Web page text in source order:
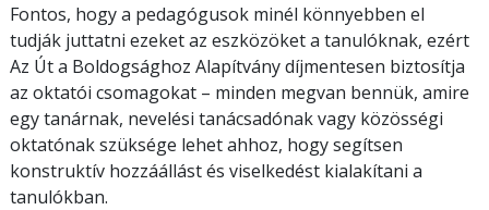
Fontos, hogy a pedagógusok minél könnyebben el
tudják juttatni ezeket az eszközöket a tanulóknak, ezért
Az Út a Boldogsághoz Alapítvány díjmentesen biztosítja
az oktatói csomagokat – minden megvan bennük, amire
egy tanárnak, nevelési tanácsadónak vagy közösségi
oktatónak szüksége lehet ahhoz, hogy segítsen
konstruktív hozzáállást és viselkedést kialakítani a
tanulókban.